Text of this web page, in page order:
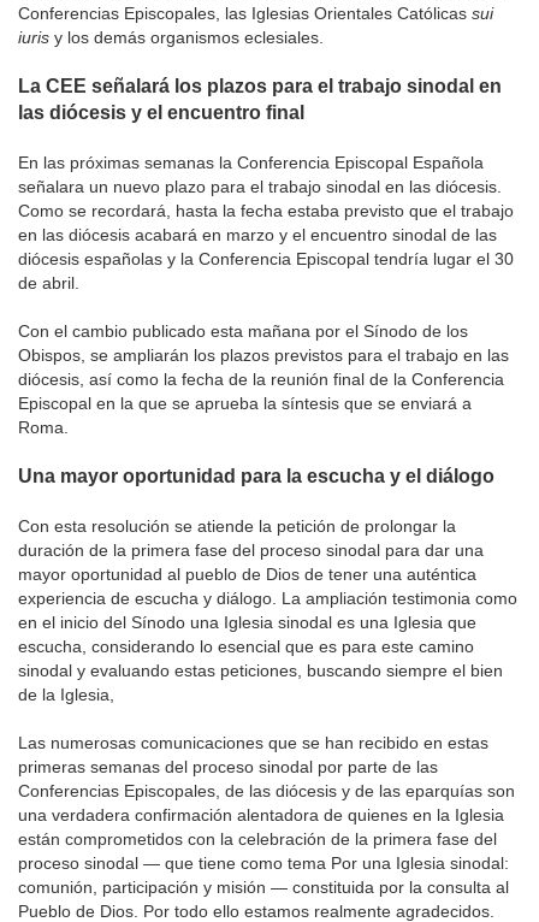
Conferencias Episcopales, las Iglesias Orientales Católicas sui
iuris y los demás organismos eclesiales.
La CEE señalará los plazos para el trabajo sinodal en
las diócesis y el encuentro final
En las próximas semanas la Conferencia Episcopal Española
señalara un nuevo plazo para el trabajo sinodal en las diócesis.
Como se recordará, hasta la fecha estaba previsto que el trabajo
en las diócesis acabará en marzo y el encuentro sinodal de las
diócesis españolas y la Conferencia Episcopal tendría lugar el 30
de abril.
Con el cambio publicado esta mañana por el Sínodo de los
Obispos, se ampliarán los plazos previstos para el trabajo en las
diócesis, así como la fecha de la reunión final de la Conferencia
Episcopal en la que se aprueba la síntesis que se enviará a
Roma.
Una mayor oportunidad para la escucha y el diálogo
Con esta resolución se atiende la petición de prolongar la
duración de la primera fase del proceso sinodal para dar una
mayor oportunidad al pueblo de Dios de tener una auténtica
experiencia de escucha y diálogo. La ampliación testimonia como
en el inicio del Sínodo una Iglesia sinodal es una Iglesia que
escucha, considerando lo esencial que es para este camino
sinodal y evaluando estas peticiones, buscando siempre el bien
de la Iglesia,
Las numerosas comunicaciones que se han recibido en estas
primeras semanas del proceso sinodal por parte de las
Conferencias Episcopales, de las diócesis y de las eparquías son
una verdadera confirmación alentadora de quienes en la Iglesia
están comprometidos con la celebración de la primera fase del
proceso sinodal — que tiene como tema Por una Iglesia sinodal:
comunión, participación y misión — constituida por la consulta al
Pueblo de Dios. Por todo ello estamos realmente agradecidos.